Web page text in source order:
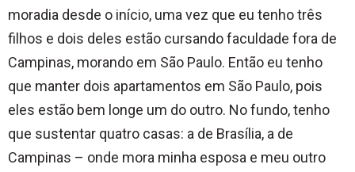
moradia desde o início, uma vez que eu tenho três
filhos e dois deles estão cursando faculdade fora de
Campinas, morando em São Paulo. Então eu tenho
que manter dois apartamentos em São Paulo, pois
eles estão bem longe um do outro. No fundo, tenho
que sustentar quatro casas: a de Brasília, a de
Campinas – onde mora minha esposa e meu outro